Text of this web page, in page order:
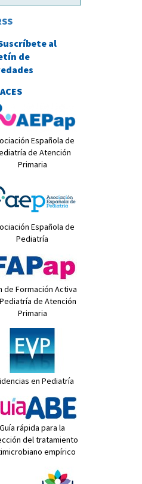
al
de
Española de
de Atención
Primaria
Española de
Pediatría
de Formación Activa
de Atención
Primaria
en Pediatría
Guía rápida para la
del tratamiento
empírico